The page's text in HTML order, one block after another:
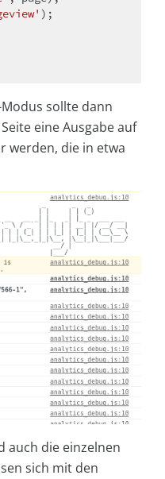
);
sollte dann
eine Ausgabe auf
werden, die in etwa
auch die einzelnen
sich mit den